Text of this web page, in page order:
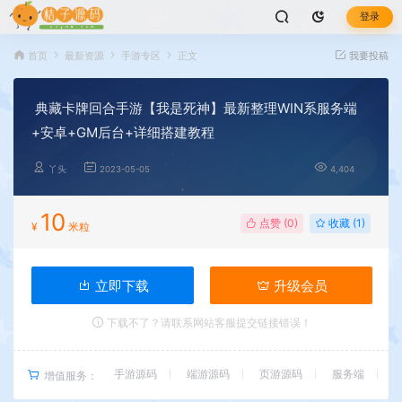
登录
首页 最新资源 手游专区 正文 我要投稿
典藏卡牌回合手游【我是死神】最新整理WIN系服务端
+安卓+GM后台+详细搭建教程
丫头 2023-05-05 4,404
¥ 10 米粒 点赞 (0) 收藏 (1)
立即下载 升级会员
下载不了？请联系网站客服提交链接错误！
增值服务： 手游源码 端游源码 页游源码 服务端